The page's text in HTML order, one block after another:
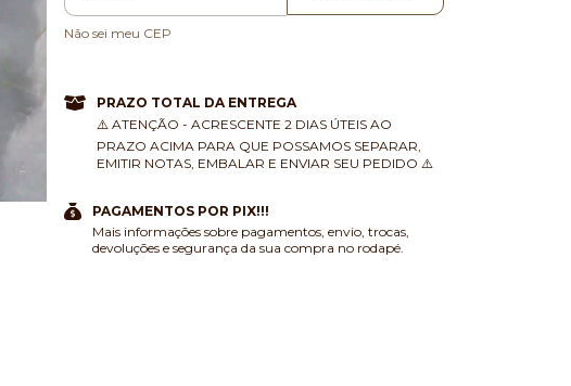
Não sei meu CEP
PRAZO TOTAL DA ENTREGA
⚠️ ATENÇÃO - ACRESCENTE 2 DIAS ÚTEIS AO
PRAZO ACIMA PARA QUE POSSAMOS SEPARAR,
EMITIR NOTAS, EMBALAR E ENVIAR SEU PEDIDO ⚠️
PAGAMENTOS POR PIX!!!
Mais informações sobre pagamentos, envio, trocas,
devoluções e segurança da sua compra no rodapé.